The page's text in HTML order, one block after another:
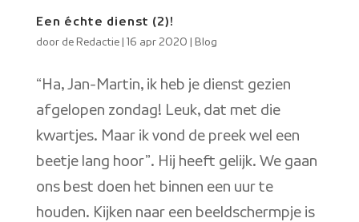
Een échte dienst (2)!
door de Redactie| 16 apr 2020 Blog
“Ha, Jan-Martin, ik heb je dienst gezien
afgelopen zondag! Leuk, dat met die
kwartjes. Maar ik vond de preek wel een
beetje lang hoor”. Hij heeft gelijk. We gaan
ons best doen het binnen een uur te
houden. Kijken naar een beeldschermpje is